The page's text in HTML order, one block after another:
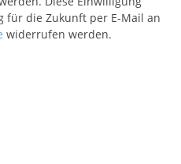
für die Zukunft per E-Mail an
widerrufen werden.